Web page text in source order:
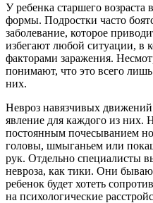
У ребенка старшего
формы. Подростки часто
заболевание, которое
избегают любой ситуации, в
факторами заражения.
понимают, что это всего
них.
Невроз навязчивых
явление для каждого из них.
постоянным почесыванием
головы, шмыганьем или
рук. Отдельно специалисты
невроза, как тики. Они
ребенок будет хотеть
на психологические